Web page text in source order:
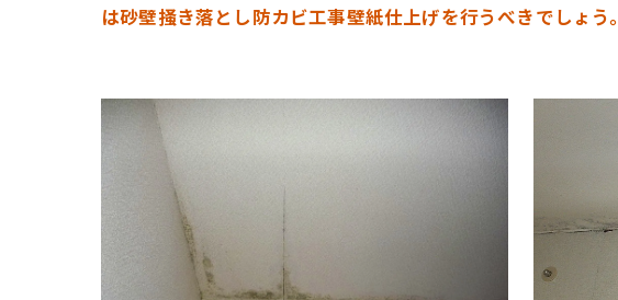
は砂壁掻き落とし防カビ工事壁紙仕上げを行うべきでしょう。